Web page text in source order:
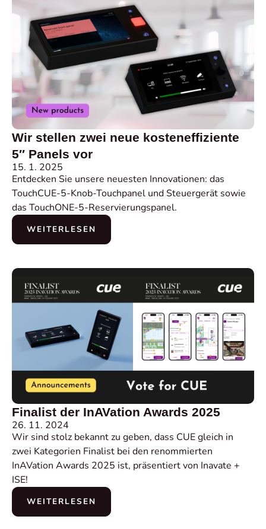
Wir stellen zwei neue kosteneffiziente
5″ Panels vor
15. 1. 2025
Entdecken Sie unsere neuesten Innovationen: das
TouchCUE-5-Knob-Touchpanel und Steuergerät sowie
das TouchONE-5-Reservierungspanel.
WEITERLESEN
Finalist der InAVation Awards 2025
26. 11. 2024
Wir sind stolz bekannt zu geben, dass CUE gleich in
zwei Kategorien Finalist bei den renommierten
InAVation Awards 2025 ist, präsentiert von Inavate +
ISE!
WEITERLESEN